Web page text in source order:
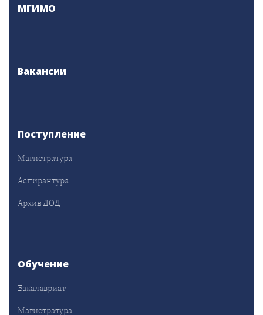
МГИМО
Вакансии
Поступление
Магистратура
Аспирантура
Архив ДОД
Обучение
Бакалавриат
Магистратура